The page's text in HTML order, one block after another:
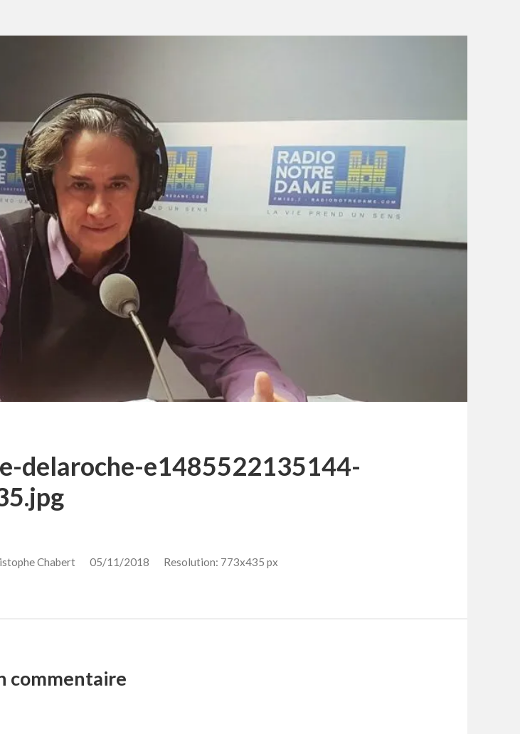
delaroche-e1485522135144-
Chabert 05/11/2018 Resolution: 773x435 px
commentaire